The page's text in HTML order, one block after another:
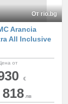
От rio.bg
Arancia
All Inclusive
от
€
818 лв